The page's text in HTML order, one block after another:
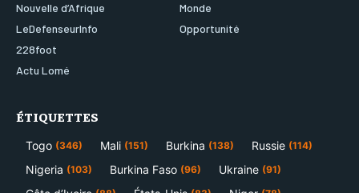
Nouvelle d’Afrique
LeDefenseurInfo
228foot
Actu Lomé
Monde
Opportunité
ÉTIQUETTES
Togo (346) Mali (151) Burkina (138) Russie (114)
Nigeria (103) Burkina Faso (96) Ukraine (91)